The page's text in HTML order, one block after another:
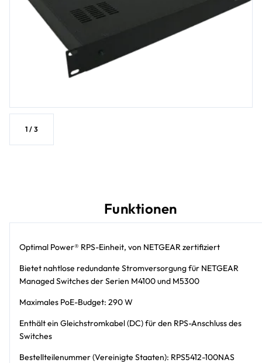
1 / 3
Funktionen
Optimal Power® RPS-Einheit, von NETGEAR zertifiziert
Bietet nahtlose redundante Stromversorgung für NETGEAR
Managed Switches der Serien M4100 und M5300
Maximales PoE-Budget: 290 W
Enthält ein Gleichstromkabel (DC) für den RPS-Anschluss des
Switches
Bestellteilenummer (Vereinigte Staaten): RPS5412-100NAS